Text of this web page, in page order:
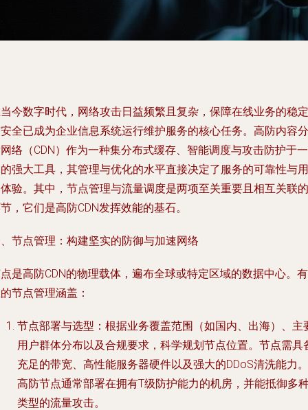
今数字时代，网络攻击日益频繁且复杂，保障在线业务的稳定
全已成为企业信息系统运行维护服务的核心任务。高防内容分
络（CDN）作为一种集分布式缓存、智能调度与攻击防护于一
强大工具，其管理与优化的水平直接决定了服务的可靠性与用
验。其中， 节点管理与流量调度是两项至关重要且相互关联的
，它们是高防CDN发挥效能的基石。
节点管理：构建坚实的防御与加速网络
是高防CDN的物理载体，遍布全球或特定区域的数据中心。有
节点管理涵盖：
节点部署与选型 ：根据业务覆盖范围（如国内、出海）、主
用户群体分布以及合规要求，科学规划节点位置。节点需具
充足的带宽、高性能服务器硬件以及强大的DDoS清洗能力。
高防节点通常部署在拥有T级防护能力的机房，并能抵御多
类型的流量攻击。